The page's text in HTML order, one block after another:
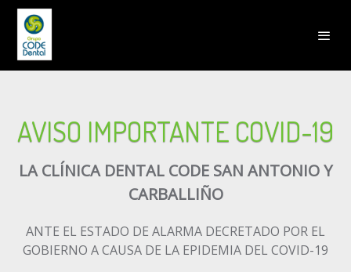
AVISO IMPORTANTE COVID-19
LA CLÍNICA DENTAL CODE SAN ANTONIO Y
CARBALLIÑO
ANTE EL ESTADO DE ALARMA DECRETADO POR EL
GOBIERNO A CAUSA DE LA EPIDEMIA DEL COVID-19